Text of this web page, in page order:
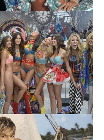
¿QUIERES SABER LA
EDAD Y ALTURA DE LAS
MODELOS VICTORIA'S
SECRET 2017?